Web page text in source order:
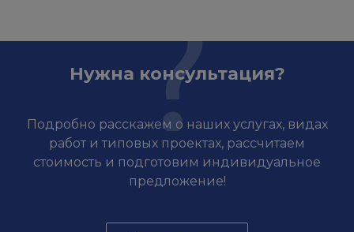
Нужна консультация?
Подробно расскажем о наших услугах, видах
работ и типовых проектах, рассчитаем
стоимость и подготовим индивидуальное
предложение!